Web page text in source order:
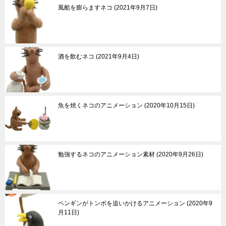
風船を膨らますネコ 2021年9月7日
酒を飲むネコ 2021年9月4日
魚を焼くネコのアニメーション 2020年10月15日
勉強するネコのアニメーション素材 2020年9月26日
ペンギンがトンボを追いかけるアニメーション 2020年9
月11日